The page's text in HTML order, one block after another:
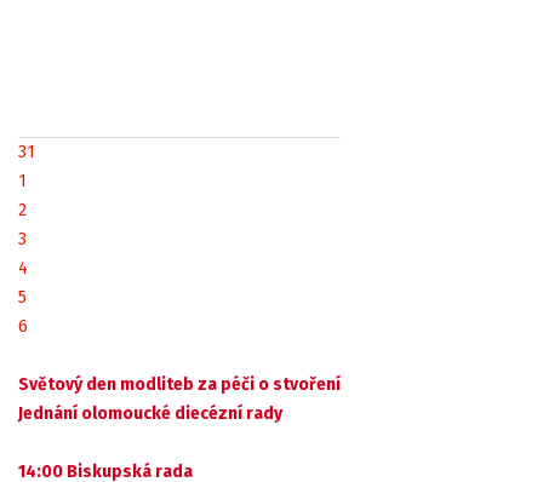
31
1
2
3
4
5
6
Světový den modliteb za péči o stvoření
Jednání olomoucké diecézní rady
14:00 Biskupská rada